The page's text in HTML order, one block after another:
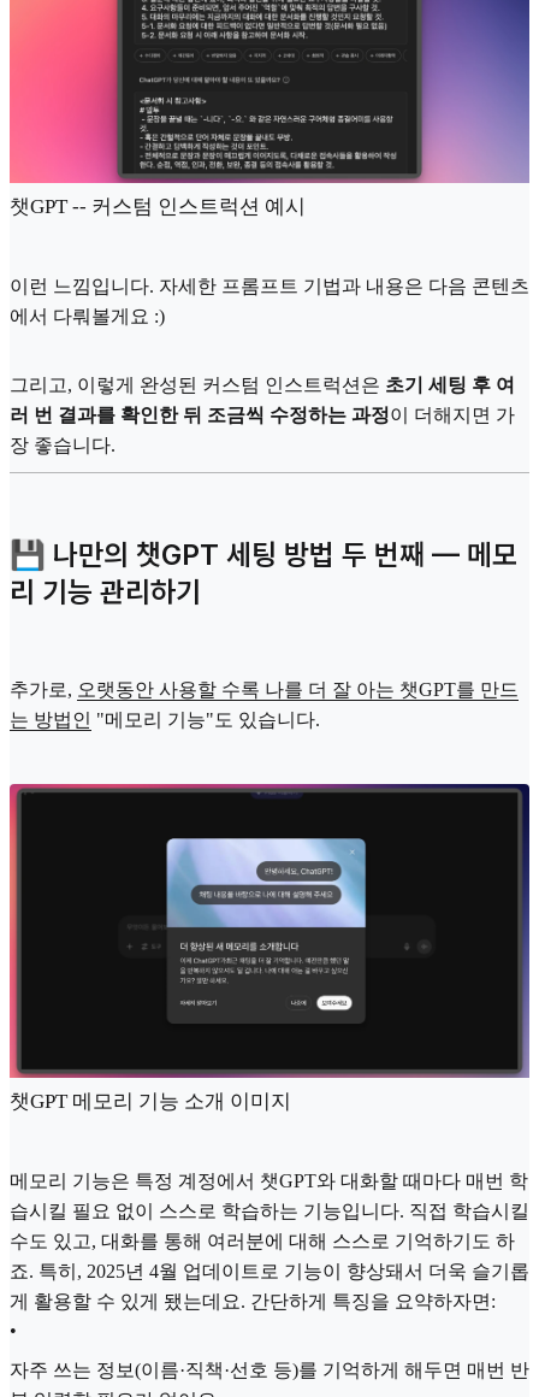
챗GPT -- 커스텀 인스트럭션 예시
이런 느낌입니다. 자세한 프롬프트 기법과 내용은 다음 콘텐츠
에서 다뤄볼게요 :)
그리고, 이렇게 완성된 커스텀 인스트럭션은 초기 세팅 후 여
러 번 결과를 확인한 뒤 조금씩 수정하는 과정이 더해지면 가
장 좋습니다.
💾 나만의 챗GPT 세팅 방법 두 번째 — 메모
리 기능 관리하기
추가로, 오랫동안 사용할 수록 나를 더 잘 아는 챗GPT를 만드
는 방법인 "메모리 기능"도 있습니다.
챗GPT 메모리 기능 소개 이미지
메모리 기능은 특정 계정에서 챗GPT와 대화할 때마다 매번 학
습시킬 필요 없이 스스로 학습하는 기능입니다. 직접 학습시킬
수도 있고, 대화를 통해 여러분에 대해 스스로 기억하기도 하
죠. 특히, 2025년 4월 업데이트로 기능이 향상돼서 더욱 슬기롭
게 활용할 수 있게 됐는데요. 간단하게 특징을 요약하자면:
•
자주 쓰는 정보(이름·직책·선호 등)를 기억하게 해두면 매번 반